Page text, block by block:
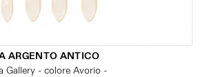
ARGENTO ANTICO
Gallery - colore Avorio -